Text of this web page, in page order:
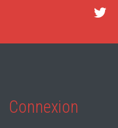
Connexion